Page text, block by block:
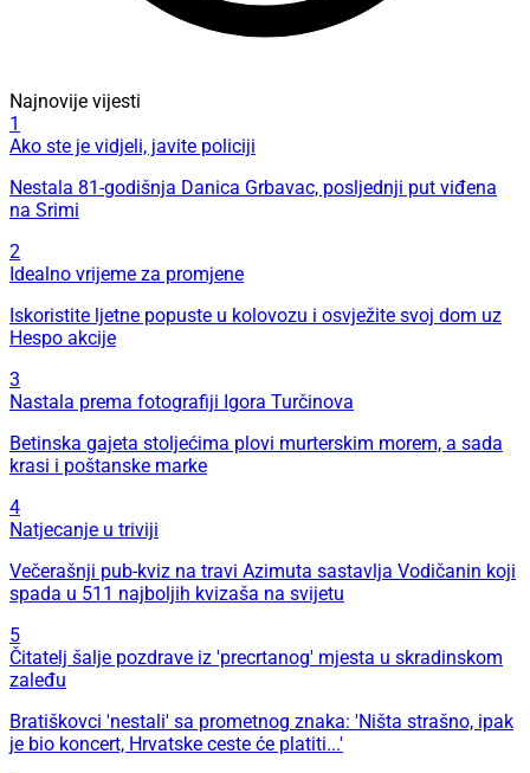
Najnovije vijesti
1
Ako ste je vidjeli, javite policiji
Nestala 81-godišnja Danica Grbavac, posljednji put viđena
na Srimi
2
Idealno vrijeme za promjene
Iskoristite ljetne popuste u kolovozu i osvježite svoj dom uz
Hespo akcije
3
Nastala prema fotografiji Igora Turčinova
Betinska gajeta stoljećima plovi murterskim morem, a sada
krasi i poštanske marke
4
Natjecanje u triviji
Večerašnji pub-kviz na travi Azimuta sastavlja Vodičanin koji
spada u 511 najboljih kvizaša na svijetu
5
Čitatelj šalje pozdrave iz 'precrtanog' mjesta u skradinskom
zaleđu
Bratiškovci 'nestali' sa prometnog znaka: 'Ništa strašno, ipak
je bio koncert, Hrvatske ceste će platiti...'